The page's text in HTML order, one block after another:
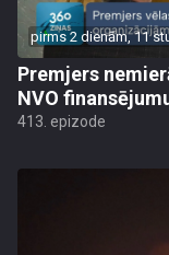
pirms 2 dienām, 11
Premjers
NVO
413. epizode